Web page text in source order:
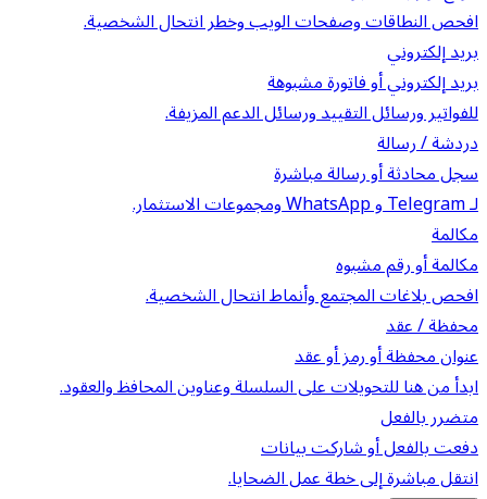
افحص النطاقات وصفحات الويب وخطر انتحال الشخصية.
بريد إلكتروني
بريد إلكتروني أو فاتورة مشبوهة
للفواتير ورسائل التقييد ورسائل الدعم المزيفة.
دردشة / رسالة
سجل محادثة أو رسالة مباشرة
لـ Telegram و WhatsApp ومجموعات الاستثمار.
مكالمة
مكالمة أو رقم مشبوه
افحص بلاغات المجتمع وأنماط انتحال الشخصية.
محفظة / عقد
عنوان محفظة أو رمز أو عقد
ابدأ من هنا للتحويلات على السلسلة وعناوين المحافظ والعقود.
متضرر بالفعل
دفعت بالفعل أو شاركت بيانات
انتقل مباشرة إلى خطة عمل الضحايا.